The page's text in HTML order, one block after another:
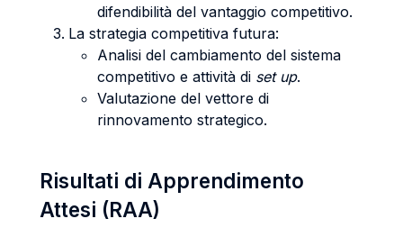
difendibilità del vantaggio competitivo.
La strategia competitiva futura:
Analisi del cambiamento del sistema
competitivo e attività di set up.
Valutazione del vettore di
rinnovamento strategico.
Risultati di Apprendimento
Attesi (RAA)